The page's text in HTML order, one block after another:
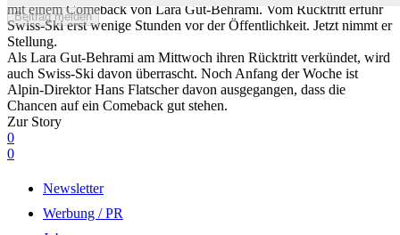
Beitrag melden
mit einem Comeback von Lara Gut-Behrami. Vom Rücktritt erfuhr
Swiss-Ski erst wenige Stunden vor der Öffentlichkeit. Jetzt nimmt er
Stellung.
Als Lara Gut-Behrami am Mittwoch ihren Rücktritt verkündet, wird
auch Swiss-Ski davon überrascht. Noch Anfang der Woche ist
Alpin-Direktor Hans Flatscher davon ausgegangen, dass die
Chancen auf ein Comeback gut stehen.
Zur Story
0
0
Newsletter
Werbung / PR